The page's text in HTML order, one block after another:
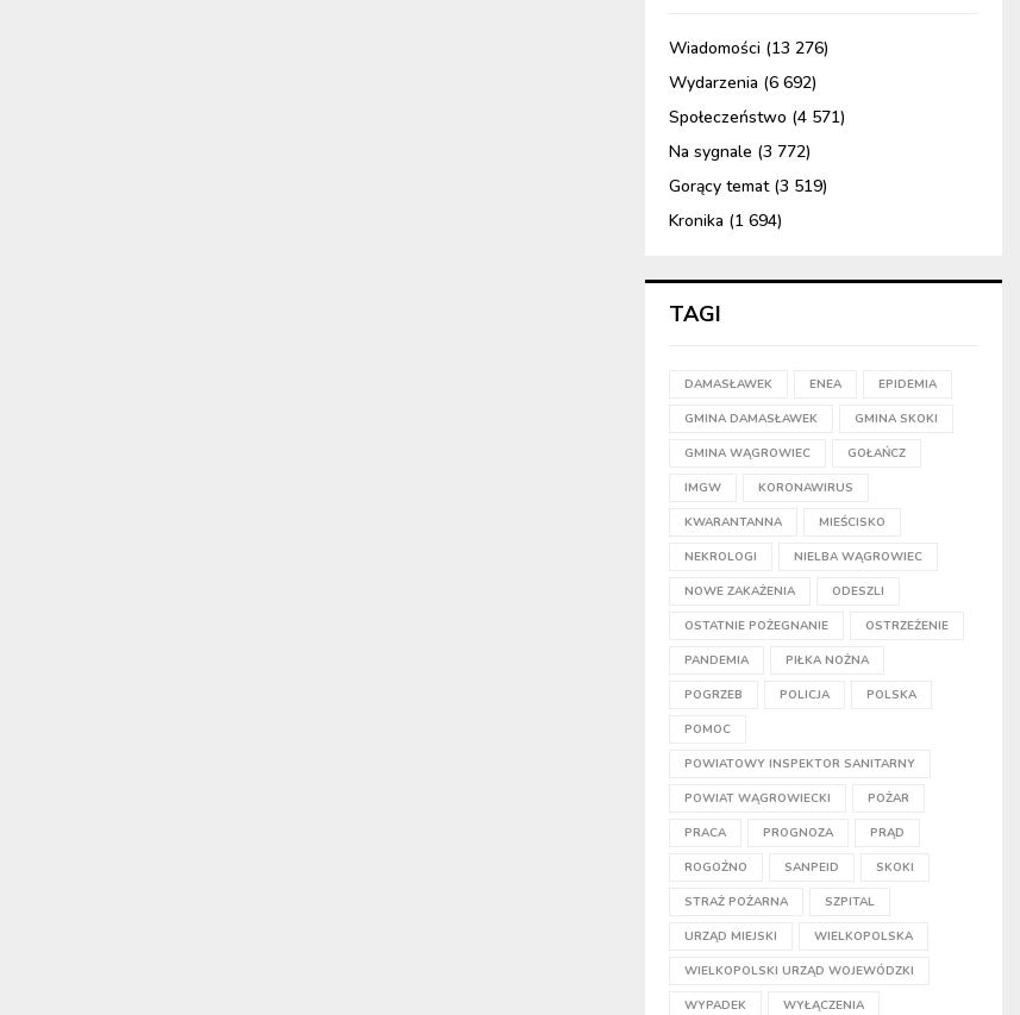
Wiadomości (13 276)
Wydarzenia (6 692)
Społeczeństwo (4 571)
Na sygnale (3 772)
Gorący temat(3 519)
Kronika (1 694)
TAGI
DAMASŁAWEK ENEA EPIDEMIA
GMINA DAMASŁAWEK GMINA SKOKI
GMINA WĄGROWIEC GOŁAŃCZ
IMGW KORONAWIRUS
KWARANTANNA MIEŚCISKO
NEKROLOGI NIELBA WĄGROWIEC
NOWE ZAKAŻENIA ODESZLI
OSTATNIE POŻEGNANIE OSTRZEŻENIE
PANDEMIA PIŁKA NOŻNA
POGRZEB POLICJA POLSKA
POMOC
POWIATOWY INSPEKTOR SANITARNY
POWIAT WĄGROWIECKI POŻAR
PRACA PROGNOZA PRĄD
ROGOŹNO SANPEID SKOKI
STRAŻ POŻARNA SZPITAL
URZĄD MIEJSKI WIELKOPOLSKA
WIELKOPOLSKI URZĄD WOJEWÓDZKI
WYPADEK WYŁĄCZENIA